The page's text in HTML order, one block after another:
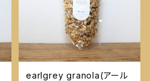
earlgrey granola(アール